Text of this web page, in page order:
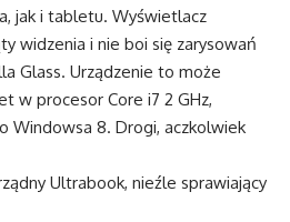
jak i tabletu. Wyświetlacz
widzenia i nie boi się zarysowań
Glass. Urządzenie to może
w procesor Core i7 2 GHz,
Windowsa 8. Drogi, aczkolwiek
Ultrabook, nieźle sprawiający